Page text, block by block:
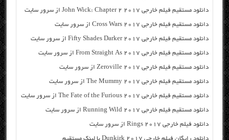
دانلود مستقیم فیلم خارجی John Wick: Chapter 2 2017 از سرور سایت
دانلود مستقیم فیلم خارجی Cross Wars 2017 از سرور سایت
دانلود مستقیم فیلم خارجی Fifty Shades Darker 2017 از سرور سایت
دانلود مستقیم فیلم خارجی From Straight As 2017 از سرور سایت
دانلود مستقیم فیلم خارجی Zeroville 2017 از سرور سایت
دانلود مستقیم فیلم خارجی The Mummy 2017 از سرور سایت
دانلود مستقیم فیلم خارجی The Fate of the Furious 2017 از سرور سایت
دانلود مستقیم فیلم خارجی Running Wild 2017 از سرور سایت
دانلود فیلم خارجی Rings 2017 از سرور سایت
دانلود رایگان فیلم خارجی Dunkirk 2017 با لینک مستقیم